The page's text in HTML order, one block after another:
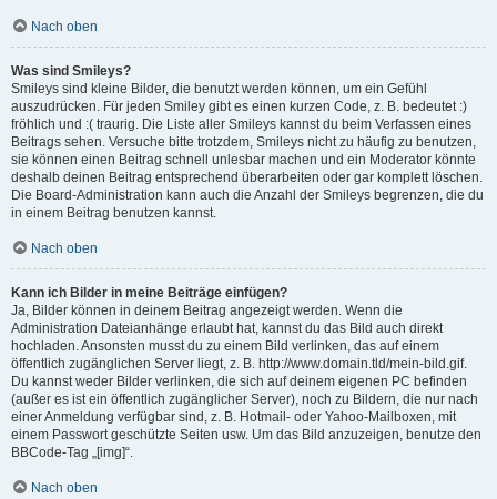
Nach oben
Was sind Smileys?
Smileys sind kleine Bilder, die benutzt werden können, um ein Gefühl
auszudrücken. Für jeden Smiley gibt es einen kurzen Code, z. B. bedeutet :)
fröhlich und :( traurig. Die Liste aller Smileys kannst du beim Verfassen eines
Beitrags sehen. Versuche bitte trotzdem, Smileys nicht zu häufig zu benutzen,
sie können einen Beitrag schnell unlesbar machen und ein Moderator könnte
deshalb deinen Beitrag entsprechend überarbeiten oder gar komplett löschen.
Die Board-Administration kann auch die Anzahl der Smileys begrenzen, die du
in einem Beitrag benutzen kannst.
Nach oben
Kann ich Bilder in meine Beiträge einfügen?
Ja, Bilder können in deinem Beitrag angezeigt werden. Wenn die
Administration Dateianhänge erlaubt hat, kannst du das Bild auch direkt
hochladen. Ansonsten musst du zu einem Bild verlinken, das auf einem
öffentlich zugänglichen Server liegt, z. B. http://www.domain.tld/mein-bild.gif.
Du kannst weder Bilder verlinken, die sich auf deinem eigenen PC befinden
(außer es ist ein öffentlich zugänglicher Server), noch zu Bildern, die nur nach
einer Anmeldung verfügbar sind, z. B. Hotmail- oder Yahoo-Mailboxen, mit
einem Passwort geschützte Seiten usw. Um das Bild anzuzeigen, benutze den
BBCode-Tag „[img]“.
Nach oben